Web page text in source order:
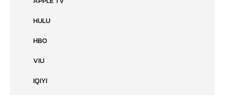
HULU
HBO
VIU
IQIYI